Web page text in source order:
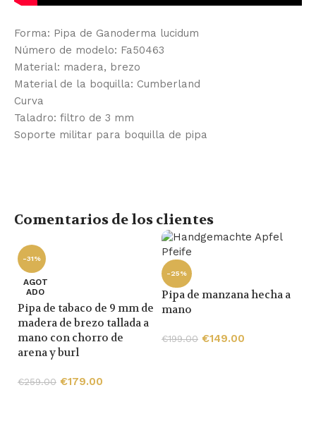
Forma: Pipa de Ganoderma lucidum
Número de modelo: Fa50463
Material: madera, brezo
Material de la boquilla: Cumberland
Curva
Taladro: filtro de 3 mm
Soporte militar para boquilla de pipa
Comentarios de los clientes
-31%
AGOT
ADO
Pipa de tabaco de 9 mm de
madera de brezo tallada a
mano con chorro de
arena y burl
€259.00 €179.00
-25%
Pipa de manzana hecha a
mano
€199.00 €149.00